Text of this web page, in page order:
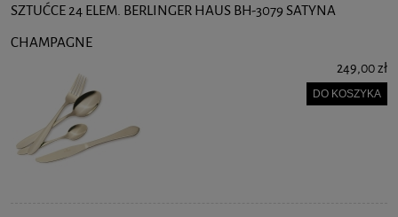
SZTUĆCE 24 ELEM. BERLINGER HAUS BH-3079 SATYNA
CHAMPAGNE
249,00 zł
DO KOSZYKA